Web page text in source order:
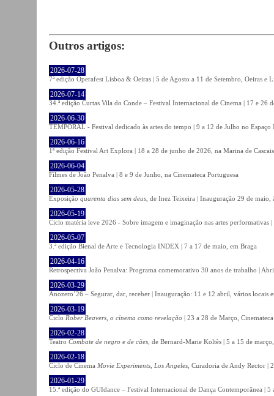
Outros artigos:
2026-07-28
7ª edição Operafest Lisboa & Oeiras | 5 de Agosto a 11 de Setembro, Oeiras e
2026-07-14
34.ª edição Curtas Vila do Conde – Festival Internacional de Cinema | 17 e 26
2026-06-30
TEMPORAL - Festival dedicado às artes do tempo | 9 a 12 de Julho no
2026-06-16
1ª edição Festival Art Explora | 18 a 28 de junho de 2026, na Marina de Cascais
2026-06-04
Filmes de João Penalva | 8 e 9 de Junho, na Cinemateca Portuguesa
2026-05-28
Exposição quarenta dias sem deus , de Inez Teixeira | Inauguração 29 de
2026-05-19
Ciclo matéria leve 2026 - Sobre imagem e imaginação nas artes
2026-05-07
3.ª edição Bienal de Arte e Tecnologia INDEX | 7 a 17 de maio, em Braga
2026-04-16
Retrospectiva João Penalva: Programa comemorativo 30 anos de trabalho |
2026-03-29
Anozero’26 – Segurar, dar, receber | Inauguração: 11 e 12 abril, vários locais
2026-03-19
Ciclo Rober Beavers, o cinema como revelação | 23 a 28 de Março,
2026-02-28
Teatro Combate de negro e de cães , de Bernard-Marie Koltès | 5 a 15 de
2026-02-18
Ciclo de Cinema Movie Experiments, Los Angeles , Curadoria de Andy Rector
2026-01-29
15.ª edição do GUIdance – Festival Internacional de Dança Contemporânea |